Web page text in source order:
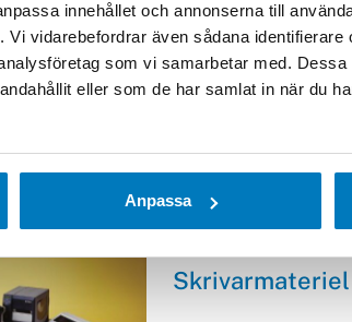
innehållet och annonserna till
vidarebefordrar även sådana identifierare
som vi samarbetar med.
eller som de har samlat in när du
Anpassa
ger högkvalitativt tryck, bra
kemiskt motstånd.
Skrivarmateriel